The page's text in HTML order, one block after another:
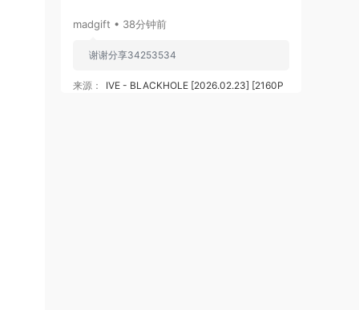
madgift • 38分钟前
谢谢分享34253534
来源：
IVE - BLACKHOLE [2026.02.23] [2160P